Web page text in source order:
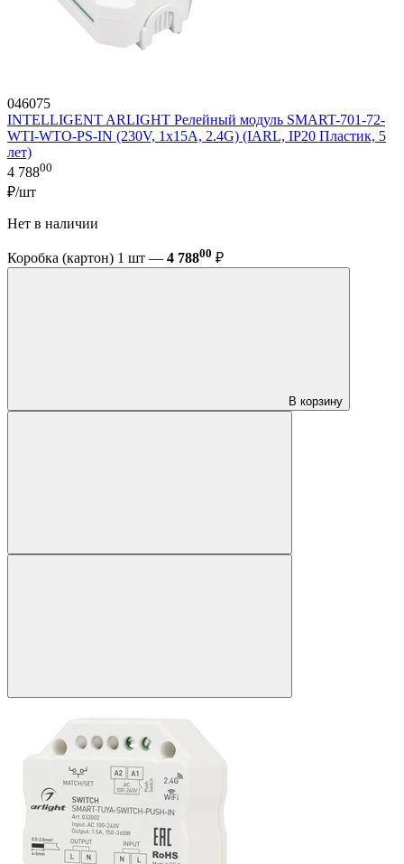
046075
INTELLIGENT ARLIGHT Релейный модуль SMART-701-72-
WTI-WTO-PS-IN (230V, 1x15A, 2.4G) (IARL, IP20 Пластик, 5
лет)
4 78800
₽/шт
Нет в наличии
Коробка (картон) 1 шт — 4 78800 ₽
В корзину